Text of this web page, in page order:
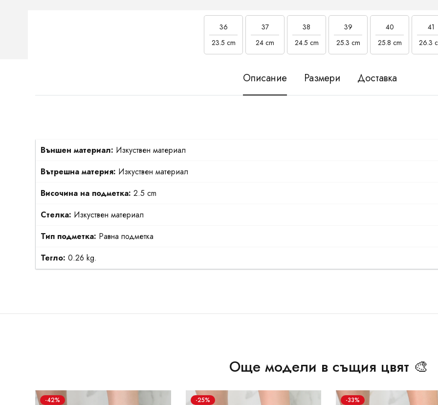
36
23.5 cm
37
24 cm
38
24.5 cm
39
25.3 cm
40
25.8 cm
41
26.3
Описание Размери Доставка
Външен материал: Изкуствен материал
Вътрешна материя: Изкуствен материал
Височина на подметка: 2.5 cm
Стелка: Изкуствен материал
Тип подметка: Равна подметка
Тегло: 0.26 kg.
Още модели в същия цвят 🎨
-42% -25% -33%